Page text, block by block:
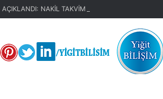
NAKİL TAKVİMİ BELLİ OLDU